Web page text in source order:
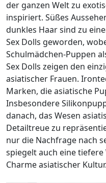
der ganzen Welt zu
inspiriert. Süßes
dunkles Haar sind zu
Sex Dolls geworden,
Schulmädchen-Puppen
Sex Dolls zeigen den
asiatischer Frauen.
Marken, die asiatische
Insbesondere
danach, das Wesen
Detailtreue zu
nur die Nachfrage nach
spiegelt auch eine
Charme asiatischer